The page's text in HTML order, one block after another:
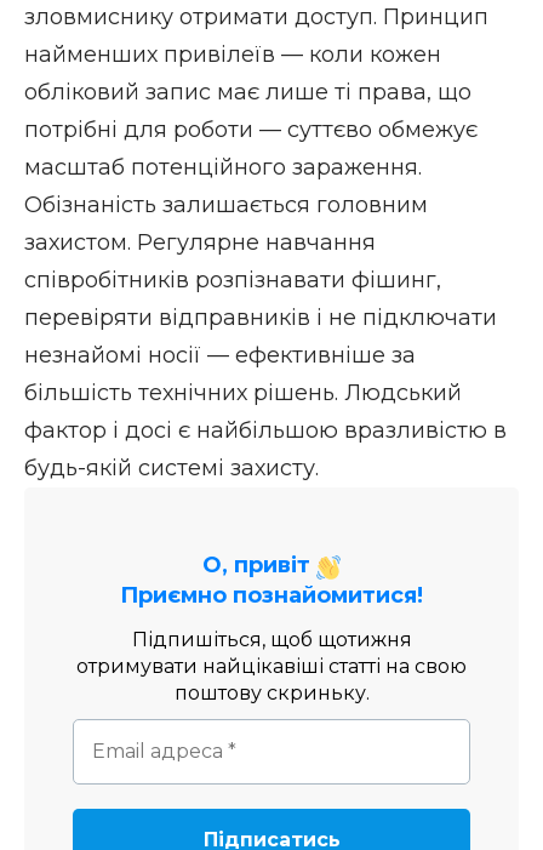
зловмиснику отримати доступ. Принцип
найменших привілеїв — коли кожен
обліковий запис має лише ті права, що
потрібні для роботи — суттєво обмежує
масштаб потенційного зараження.
Обізнаність залишається головним
захистом. Регулярне навчання
співробітників розпізнавати фішинг,
перевіряти відправників і не підключати
незнайомі носії — ефективніше за
більшість технічних рішень. Людський
фактор і досі є найбільшою вразливістю в
будь-якій системі захисту.
О, привіт
Приємно познайомитися!
Підпишіться, щоб щотижня
отримувати найцікавіші статті на свою
поштову скриньку.